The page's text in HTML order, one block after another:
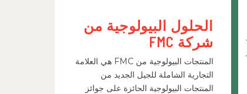
الحلول البيولوجية من
شركة FMC
المنتجات البيولوجية من FMC هي العلامة
التجارية الشاملة للجيل الجديد من
المنتجات البيولوجية الحائزة على جوائز